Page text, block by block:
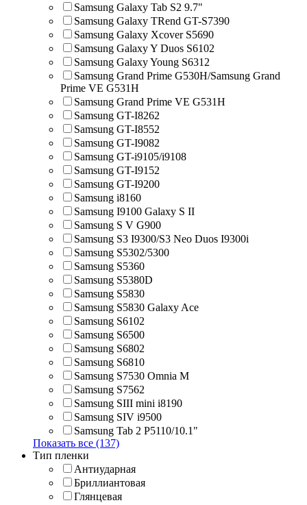
Samsung Galaxy Tab S2 9.7"
Samsung Galaxy TRend GT-S7390
Samsung Galaxy Xcover S5690
Samsung Galaxy Y Duos S6102
Samsung Galaxy Young S6312
Samsung Grand Prime G530H/Samsung Grand
Prime VE G531H
Samsung Grand Prime VE G531H
Samsung GT-I8262
Samsung GT-I8552
Samsung GT-I9082
Samsung GT-i9105/i9108
Samsung GT-I9152
Samsung GT-I9200
Samsung i8160
Samsung I9100 Galaxy S II
Samsung S V G900
Samsung S3 I9300/S3 Neo Duos I9300i
Samsung S5302/5300
Samsung S5360
Samsung S5380D
Samsung S5830
Samsung S5830 Galaxy Ace
Samsung S6102
Samsung S6500
Samsung S6802
Samsung S6810
Samsung S7530 Omnia M
Samsung S7562
Samsung SIII mini i8190
Samsung SIV i9500
Samsung Tab 2 P5110/10.1"
Показать все (137)
Тип пленки
Антиударная
Бриллиантовая
Глянцевая